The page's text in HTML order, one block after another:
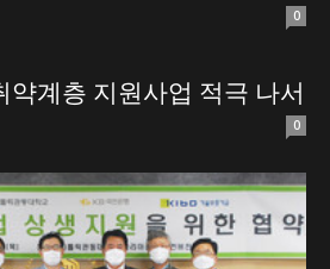
0
약계층 지원사업 적극 나서
0